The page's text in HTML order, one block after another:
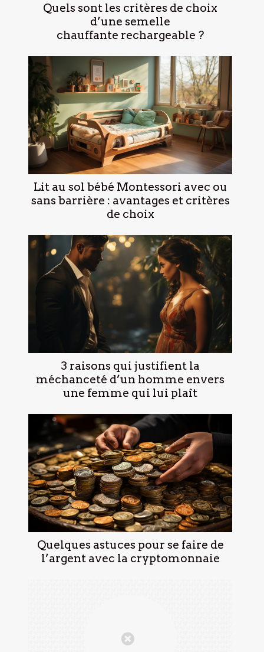
Quels sont les critères de choix
d’une semelle
chauffante rechargeable ?
Lit au sol bébé Montessori avec ou
sans barrière : avantages et critères
de choix
3 raisons qui justifient la
méchanceté d’un homme envers
une femme qui lui plaît
Quelques astuces pour se faire de
l’argent avec la cryptomonnaie